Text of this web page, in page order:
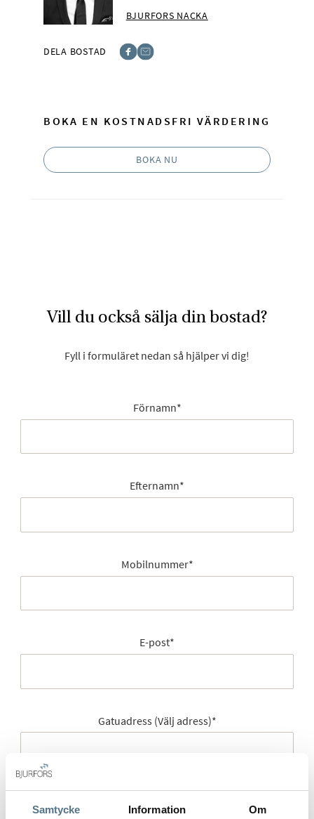
Samtycke Information Om
BJURFORS NACKA
DELA BOSTAD
BOKA EN KOSTNADSFRI VÄRDERING
BOKA NU
Vill du också sälja din bostad?
Fyll i formuläret nedan så hjälper vi dig!
Förnamn*
Efternamn*
Mobilnummer*
E-post*
Gatuadress (Välj adress)*